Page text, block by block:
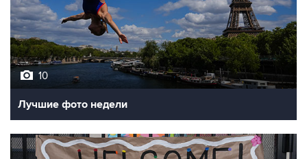
10
Лучшие фото недели